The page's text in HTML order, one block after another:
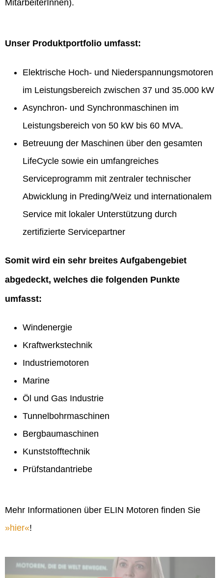
MitarbeiterInnen).
Unser Produktportfolio umfasst:
Elektrische Hoch- und Niederspannungsmotoren
im Leistungsbereich zwischen 37 und 35.000 kW
Asynchron- und Synchronmaschinen im
Leistungsbereich von 50 kW bis 60 MVA.
Betreuung der Maschinen über den gesamten
LifeCycle sowie ein umfangreiches
Serviceprogramm mit zentraler technischer
Abwicklung in Preding/Weiz und internationalem
Service mit lokaler Unterstützung durch
zertifizierte Servicepartner
Somit wird ein sehr breites Aufgabengebiet
abgedeckt, welches die folgenden Punkte
umfasst:
Windenergie
Kraftwerkstechnik
Industriemotoren
Marine
Öl und Gas Industrie
Tunnelbohrmaschinen
Bergbaumaschinen
Kunststofftechnik
Prüfstandantriebe
Mehr Informationen über ELIN Motoren finden Sie
hier !